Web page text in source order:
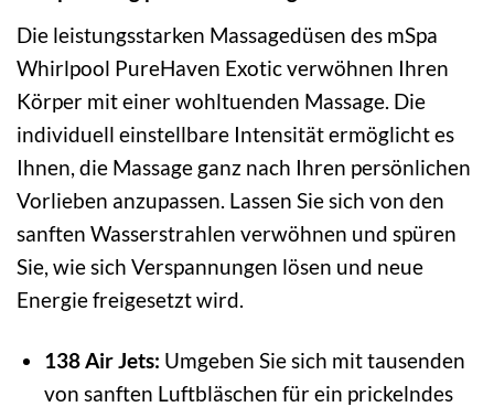
Die leistungsstarken Massagedüsen des mSpa
Whirlpool PureHaven Exotic verwöhnen Ihren
Körper mit einer wohltuenden Massage. Die
individuell einstellbare Intensität ermöglicht es
Ihnen, die Massage ganz nach Ihren persönlichen
Vorlieben anzupassen. Lassen Sie sich von den
sanften Wasserstrahlen verwöhnen und spüren
Sie, wie sich Verspannungen lösen und neue
Energie freigesetzt wird.
138 Air Jets: Umgeben Sie sich mit tausenden
von sanften Luftbläschen für ein prickelndes